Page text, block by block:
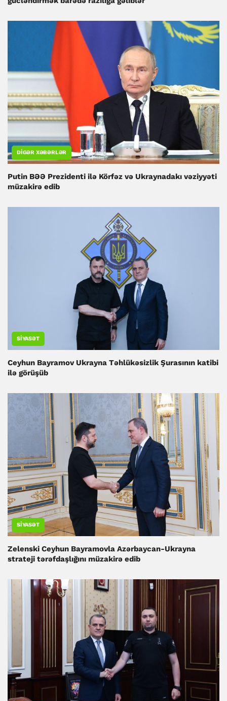
DIGƏR XƏBƏRLƏR
Putin BƏƏ Prezidenti ilə Körfəz və Ukraynadakı vəziyyəti
müzakirə edib
SIYASƏT
Ceyhun Bayramov Ukrayna Təhlükəsizlik Şurasının katibi
ilə görüşüb
SIYASƏT
Zelenski Ceyhun Bayramovla Azərbaycan-Ukrayna
strateji tərəfdaşlığını müzakirə edib